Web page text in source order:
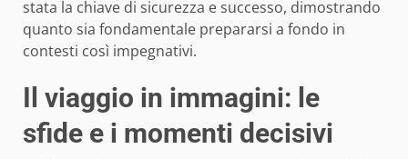
stata la chiave di sicurezza e successo, dimostrando
quanto sia fondamentale prepararsi a fondo in
contesti così impegnativi.
Il viaggio in immagini: le
sfide e i momenti decisivi